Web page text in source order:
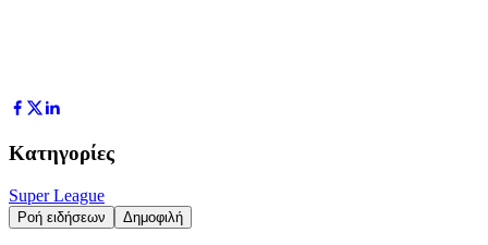
Κατηγορίες
Super League
Ροή ειδήσεων Δημοφιλή